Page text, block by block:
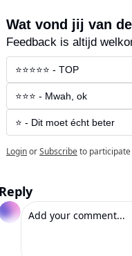
Wat vond jij van
Feedback is altijd
⭐⭐⭐⭐⭐ - TOP
⭐⭐⭐ - Mwah, ok
⭐ - Dit moet écht beter
LoginorSubscribeto participate